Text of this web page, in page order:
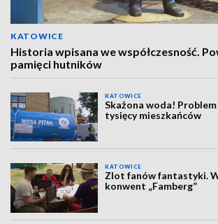
KATOWICE
Historia wpisana we współczesność.
pamięci hutników
KATOWICE
Skażona woda!
tysięcy mieszkańców
KATOWICE
Zlot fanów fantastyki.
konwent „Famberg”